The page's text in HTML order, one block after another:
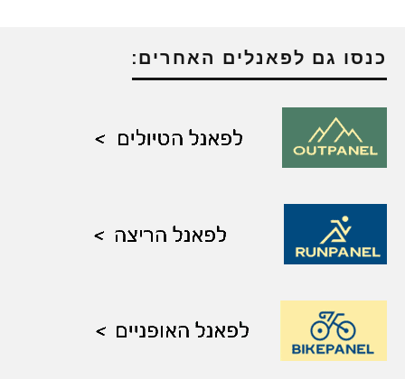
כנסו גם לפאנלים האחרים: